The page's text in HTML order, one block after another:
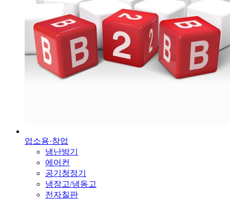
업소용·창업
냉난방기
에어컨
공기청정기
냉장고/냉동고
전자칠판